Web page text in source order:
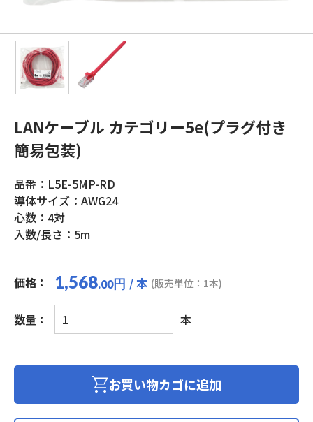
LANケーブル カテゴリー5e(プラグ付き
簡易包装)
品番：L5E-5MP-RD
導体サイズ：AWG24
心数：4対
入数/長さ：5m
価格： 1,568.00円 / 本 (販売単位：1本)
数量：
LAN
ケ
ブ
本
お買い物カゴに追加